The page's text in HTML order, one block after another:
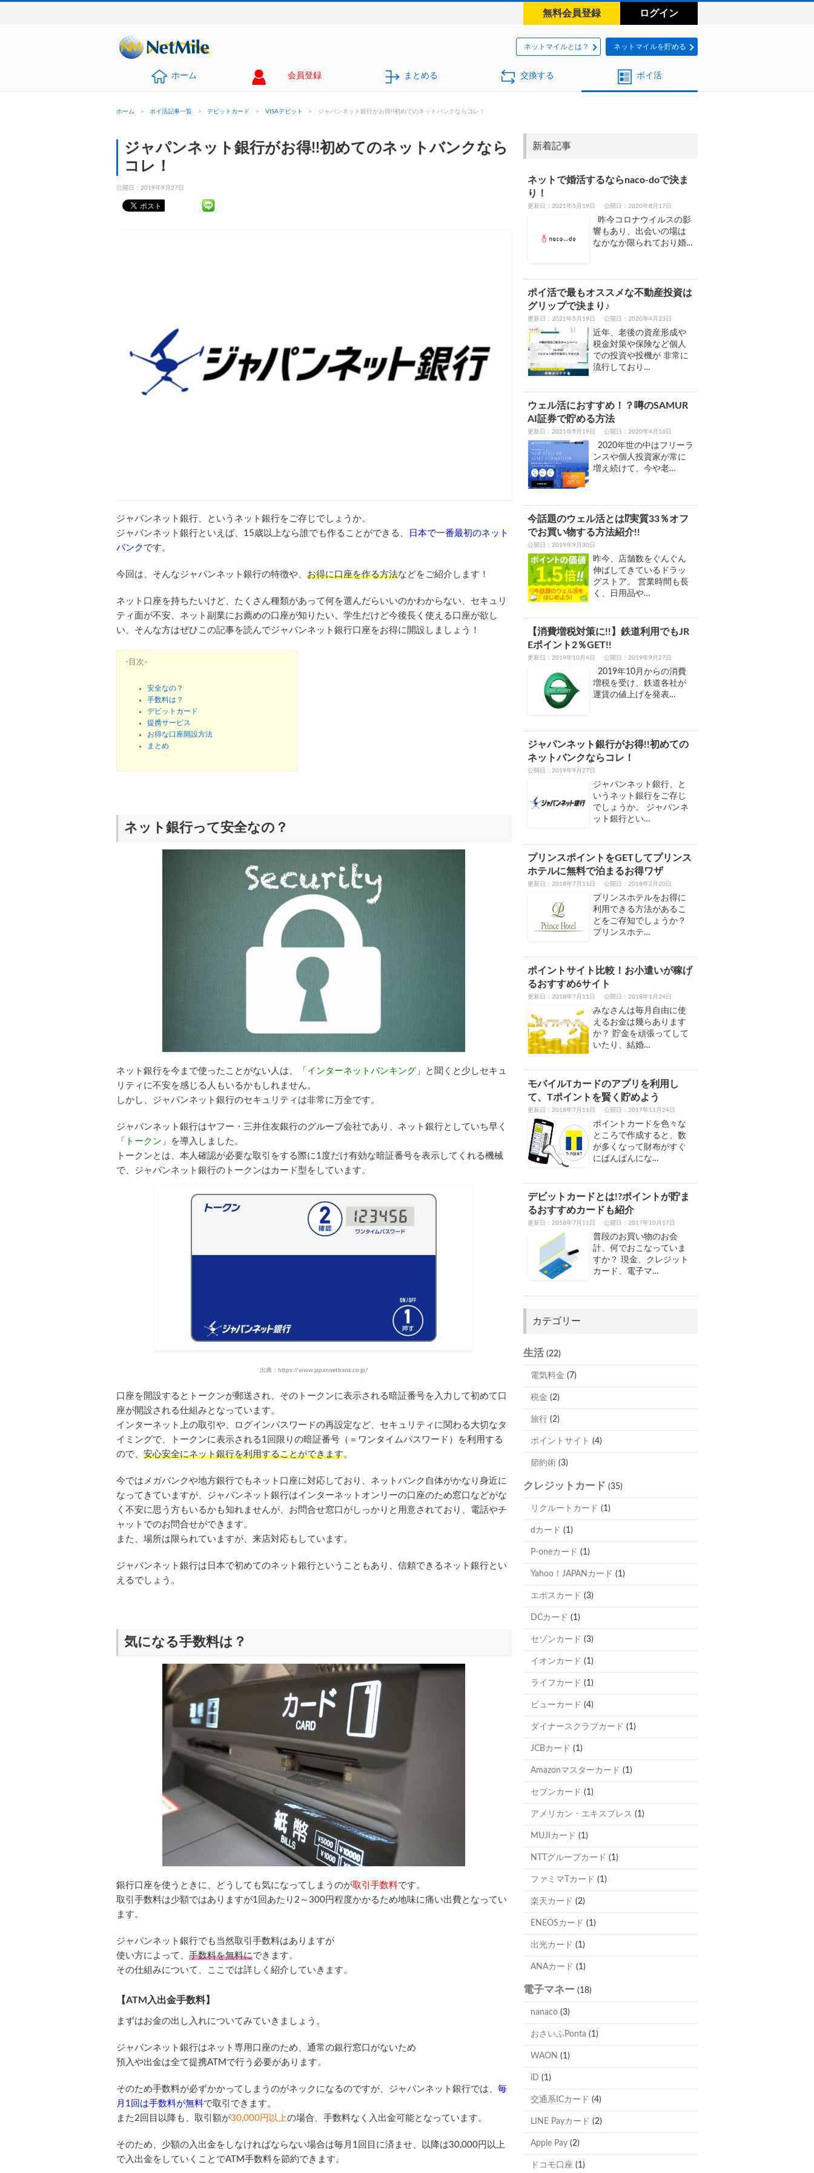
無料会員登録 ログイン
ネットマイルとは？ ネットマイルを貯める
ホーム 会員登録 まとめる 交換する ポイ活
ホーム > ポイ活記事一覧 > デビットカード > VISAデビット > ジャパンネット銀行がお得!!初めてのネットバンクならコレ！
ジャパンネット銀行がお得!!初めてのネットバンクなら
コレ！
公開日： 2019年9月27日
ジャパンネット銀行、というネット銀行をご存じでしょうか。
ジャパンネット銀行といえば、15歳以上なら誰でも作ることができる、
日本で一番最初のネット
バンク です。
今回は、そんなジャパンネット銀行の特徴や、 お得に口座を作る方法などをご紹介します！
ネット口座を持ちたいけど、たくさん種類があって何を選んだらいいのかわからない、セキュリ
ティ面が不安、ネット副業にお薦めの口座が知りたい、学生だけど今後長く使える口座が欲し
い、そんな方はぜひこの記事を読んでジャパンネット銀行口座をお得に開設しましょう！
-目次-
安全なの？
手数料は？
デビットカード
提携サービス
お得な口座開設方法
まとめ
ネット銀行って安全なの？
ネット銀行を今まで使ったことがない人は、「 インターネットバンキング 」と聞くと少しセキュ
リティに不安を感じる人もいるかもしれません。
しかし、ジャパンネット銀行のセキュリティは非常に万全です。
ジャパンネット銀行はヤフー・三井住友銀行のグループ会社であり、ネット銀行としていち早く
「
トークン 」を導入しました。
トークンとは、本人確認が必要な取引をする際に1度だけ有効な暗証番号を表示してくれる機械
で、ジャパンネット銀行のトークンはカード型をしています。
出典：https://www.japannetbank.co.jp/
口座を開設するとトークンが郵送され、そのトークンに表示される暗証番号を入力して初めて口
座が開設される仕組みとなっています。
インターネット上の取引や、ログインパスワードの再設定など、セキュリティに関わる大切なタ
イミングで、トークンに表示される1回限りの暗証番号（＝ワンタイムパスワード）を利用する
ので、 安心安全にネット銀行を利用することができます。
今ではメガバンクや地方銀行でもネット口座に対応しており、ネットバンク自体がかなり身近に
なってきていますが、ジャパンネット銀行はインターネットオンリーの口座のため窓口などがな
く不安に思う方もいるかも知れませんが、お問合せ窓口がしっかりと用意されており、電話やチ
ャットでのお問合せができます。
また、場所は限られていますが、来店対応もしています。
ジャパンネット銀行は日本で初めてのネット銀行ということもあり、信頼できるネット銀行とい
えるでしょう。
気になる手数料は？
銀行口座を使うときに、どうしても気になってしまうのが取引手数料です。
取引手数料は少額ではありますが1回あたり2～300円程度かかるため地味に痛い出費となってい
ます。
ジャパンネット銀行でも当然取引手数料はありますが
使い方によって、 手数料を無料にできます。
その仕組みについて、ここでは詳しく紹介していきます。
【ATM入出金手数料】
まずはお金の出し入れについてみていきましょう。
ジャパンネット銀行はネット専用口座のため、通常の銀行窓口がないため
預入や出金は全て提携ATMで行う必要があります。
そのため手数料が必ずかかってしまうのがネックになるのですが、ジャパンネット銀行では、 毎
月1回は手数料が無料で取引できます。
また2回目以降も、取引額が30,000円以上の場合、手数料なく入出金可能となっています。
そのため、少額の入出金をしなければならない場合は毎月1回目に済ませ、以降は30,000円以上
で入出金をしていくことでATM手数料を節約できます。
新着記事
ネットで婚活するならnaco-doで決ま
り！
更新日：2021年5月19日 公開日：2020年8月17日
昨今コロナウイルスの影
響もあり、出会いの場は
なかなか限られており婚…
ポイ活で最もオススメな不動産投資は
グリップで決まり♪
更新日：2021年5月19日 公開日：2020年4月23日
近年、老後の資産形成や
税金対策や保険など個人
での投資や投機が 非常に
流行しており…
ウェル活におすすめ！？噂のSAMUR
AI証券で貯める方法
更新日：2021年5月19日 公開日：2020年4月16日
2020年世の中はフリーラ
ンスや個人投資家が常に
増え続けて、今や老…
今話題のウェル活とは⁉実質33％オフ
でお買い物する方法紹介!!
公開日： 2019年9月30日
昨今、店舗数をぐんぐん
伸ばしてきているドラッ
グストア。 営業時間も長
く、日用品や…
【消費増税対策に!!】鉄道利用でもJR
Eポイント2％GET!!
更新日：2019年10月4日 公開日：2019年9月27日
2019年10月からの消費
増税を受け、鉄道各社が
運賃の値上げを発表…
ジャパンネット銀行がお得!!初めての
ネットバンクならコレ！
公開日： 2019年9月27日
ジャパンネット銀行、と
いうネット銀行をご存じ
でしょうか。 ジャパンネ
ット銀行とい…
プリンスポイントをGETしてプリンス
ホテルに無料で泊まるお得ワザ
更新日：2018年7月11日 公開日：2018年2月20日
プリンスホテルをお得に
利用できる方法があるこ
とをご存知でしょうか？
プリンスホテ…
ポイントサイト比較！お小遣いが稼げ
るおすすめ6サイト
更新日：2018年7月11日 公開日：2018年1月24日
みなさんは毎月自由に使
えるお金は幾らあります
か？ 貯金を頑張ってして
いたり、結婚…
モバイルTカードのアプリを利用し
て、Tポイントを賢く貯めよう
更新日：2018年7月11日 公開日：2017年11月24日
ポイントカードを色々な
ところで作成すると、数
が多くなって財布がすぐ
にぱんぱんにな…
デビットカードとは!?ポイントが貯ま
るおすすめカードも紹介
更新日：2018年7月11日 公開日：2017年10月17日
普段のお買い物のお会
計、何でおこなっていま
すか？ 現金、クレジット
カード、電子マ…
カテゴリー
生活 (22)
電気料金 (7)
税金 (2)
旅行 (2)
ポイントサイト (4)
節約術 (3)
クレジットカード (35)
リクルートカード (1)
dカード (1)
P-oneカード (1)
Yahoo！JAPANカード (1)
エポスカード (3)
DCカード (1)
セゾンカード (3)
イオンカード (1)
ライフカード (1)
ビューカード (4)
ダイナースクラブカード (1)
JCBカード (1)
Amazonマスターカード (1)
セブンカード (1)
アメリカン・エキスプレス (1)
MUJIカード (1)
NTTグループカード (1)
ファミマTカード (1)
楽天カード (2)
ENEOSカード (1)
出光カード (1)
ANAカード (1)
電子マネー (18)
nanaco (3)
おさいふPonta (1)
WAON (1)
iD (1)
交通系ICカード (4)
LINE Payカード (2)
Apple Pay (2)
ドコモ口座 (1)